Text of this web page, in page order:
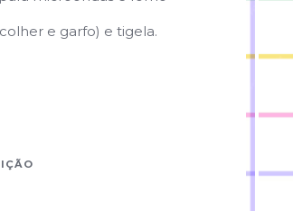
e garfo) e tigela.